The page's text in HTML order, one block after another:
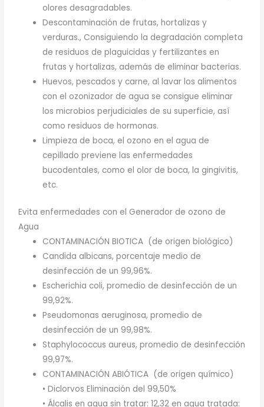
olores desagradables.
Descontaminación de frutas, hortalizas y
verduras., Consiguiendo la degradación completa
de residuos de plaguicidas y fertilizantes en
frutas y hortalizas, además de eliminar bacterias.
Huevos, pescados y carne, al lavar los alimentos
con el ozonizador de agua se consigue eliminar
los microbios perjudiciales de su superficie, así
como residuos de hormonas.
Limpieza de boca, el ozono en el agua de
cepillado previene las enfermedades
bucodentales, como el olor de boca, la gingivitis,
etc.
Evita enfermedades con el Generador de ozono de
Agua
CONTAMINACIÓN BIOTICA (de origen biológico)
Candida albicans, porcentaje medio de
desinfección de un 99,96%.
Escherichia coli, promedio de desinfección de un
99,92%.
Pseudomonas aeruginosa, promedio de
desinfección de un 99,98%.
Staphylococcus aureus, promedio de desinfección
99,97%.
CONTAMINACIÓN ABIÓTICA (de origen químico)
• Diclorvos Eliminación del 99,50%
• Álcalis en agua sin tratar: 12,32 en agua tratada: